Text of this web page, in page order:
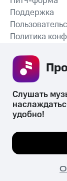
Поддержка
Политика
психотропных
их незаконный
© 2026 ООО
Все права
Мы
Слушать
удобно!